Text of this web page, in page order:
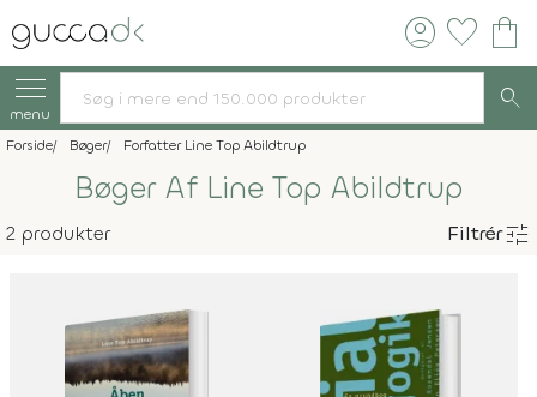
account_circle favorite shopping_bag
menu search
Forside Bøger Forfatter Line Top Abildtrup
Bøger Af Line Top Abildtrup
2 produkter Filtrértune